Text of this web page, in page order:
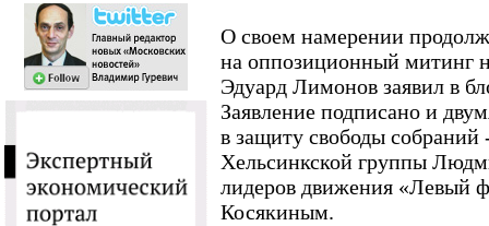
О своем намерении
на оппозиционный митинг
Эдуард Лимонов заявил в
Заявление подписано и
в защиту свободы собраний
Хельсинкской группы
лидеров движения «Левый
Косякиным.